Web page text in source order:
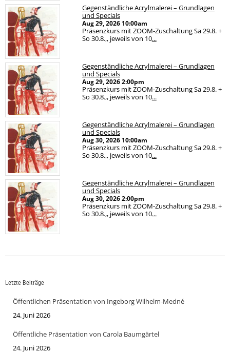
Gegenständliche Acrylmalerei – Grundlagen
und Specials
Aug 29, 2026 10:00am
Präsenzkurs mit ZOOM-Zuschaltung Sa 29.8. +
So 30.8.,, jeweils von 10...
Gegenständliche Acrylmalerei – Grundlagen
und Specials
Aug 29, 20262:00pm
Präsenzkurs mit ZOOM-Zuschaltung Sa 29.8. +
So 30.8.,, jeweils von 10...
Gegenständliche Acrylmalerei – Grundlagen
und Specials
Aug 30, 2026 10:00am
Präsenzkurs mit ZOOM-Zuschaltung Sa 29.8. +
So 30.8.,, jeweils von 10...
Gegenständliche Acrylmalerei – Grundlagen
und Specials
Aug 30, 20262:00pm
Präsenzkurs mit ZOOM-Zuschaltung Sa 29.8. +
So 30.8.,, jeweils von 10...
Letzte Beiträge
Öffentlichen Präsentation von Ingeborg Wilhelm-Medné
24. Juni 2026
Öffentliche Präsentation von Carola Baumgärtel
24. Juni 2026